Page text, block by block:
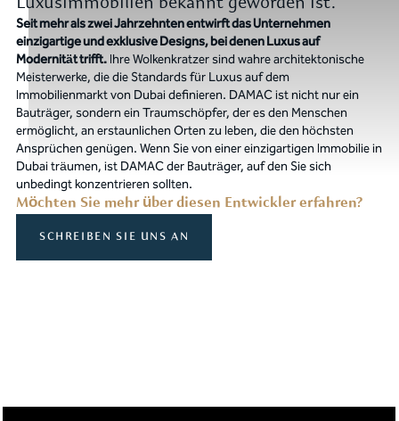
Luxusimmobilien bekannt geworden ist.
Seit mehr als zwei Jahrzehnten entwirft das Unternehmen
einzigartige und exklusive Designs, bei denen Luxus auf
Modernität trifft.Ihre Wolkenkratzer sind wahre architektonische
Meisterwerke, die die Standards für Luxus auf dem
Immobilienmarkt von Dubai definieren. DAMAC ist nicht nur ein
Bauträger, sondern ein Traumschöpfer, der es den Menschen
ermöglicht, an erstaunlichen Orten zu leben, die den höchsten
Ansprüchen genügen. Wenn Sie von einer einzigartigen Immobilie in
Dubai träumen, ist DAMAC der Bauträger, auf den Sie sich
unbedingt konzentrieren sollten.
Möchten Sie mehr über diesen Entwickler erfahren?
SCHREIBEN SIE UNS AN